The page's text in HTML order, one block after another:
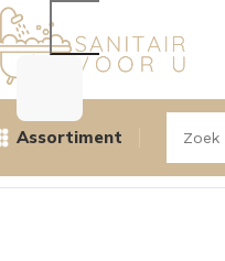
Assortiment